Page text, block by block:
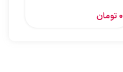
0تومان